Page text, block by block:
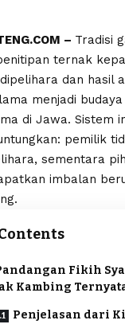
– Tradisi
ternak
dan hasil
menjadi
di Jawa. Sistem
pemilik
sementara
imbalan
Fikih
Kambing
Penjelasan dari